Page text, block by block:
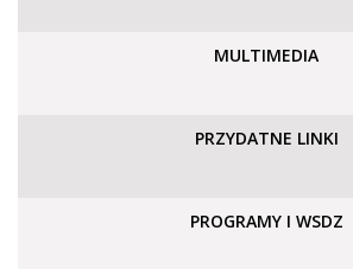
MULTIMEDIA
PRZYDATNE LINKI
PROGRAMY I WSDZ